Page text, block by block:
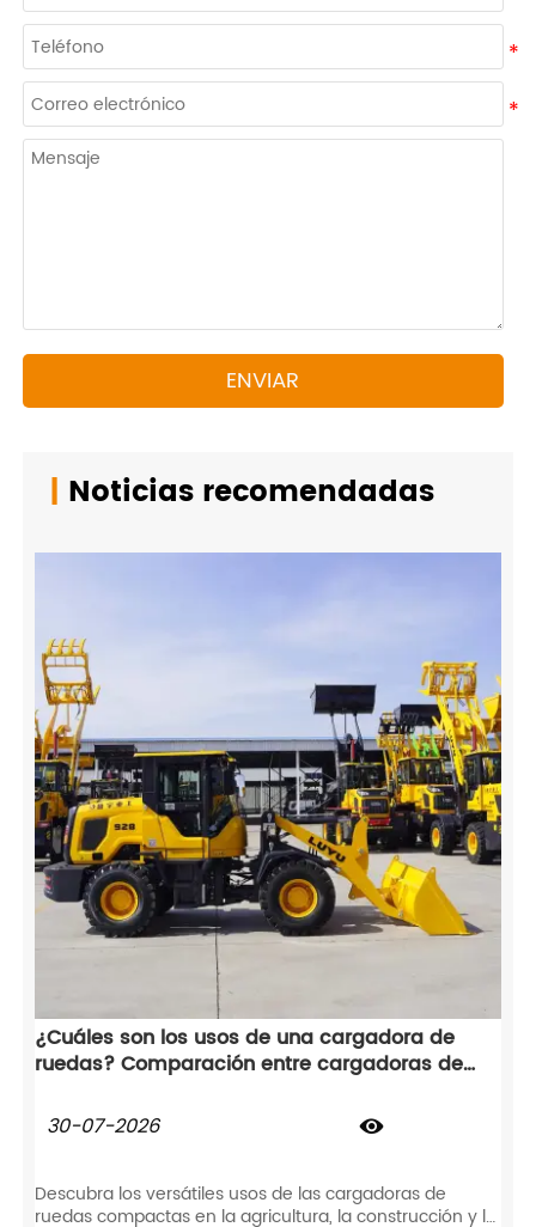
ENVIAR
| Noticias recomendadas
¿Cuáles son los usos de una cargadora de
ruedas? Comparación entre cargadoras de
30-07-2026

Descubra los versátiles usos de las cargadoras de
ruedas compactas en la agricultura, la construcción y la